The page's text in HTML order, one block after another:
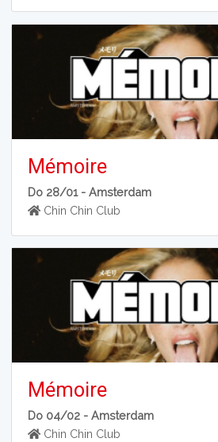
Mémoire
Do 28/01 -Amsterdam
Chin Chin Club
Mémoire
Do 04/02 -Amsterdam
Chin Chin Club